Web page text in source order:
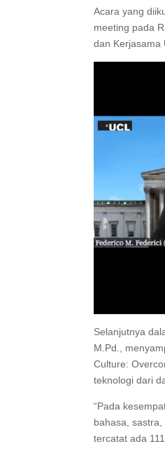
Acara yang
meeting pada
dan Kerjasama
Selanjutnya
M.Pd.,
Culture:
teknologi dari
“Pada
bahasa,
tercatat ada